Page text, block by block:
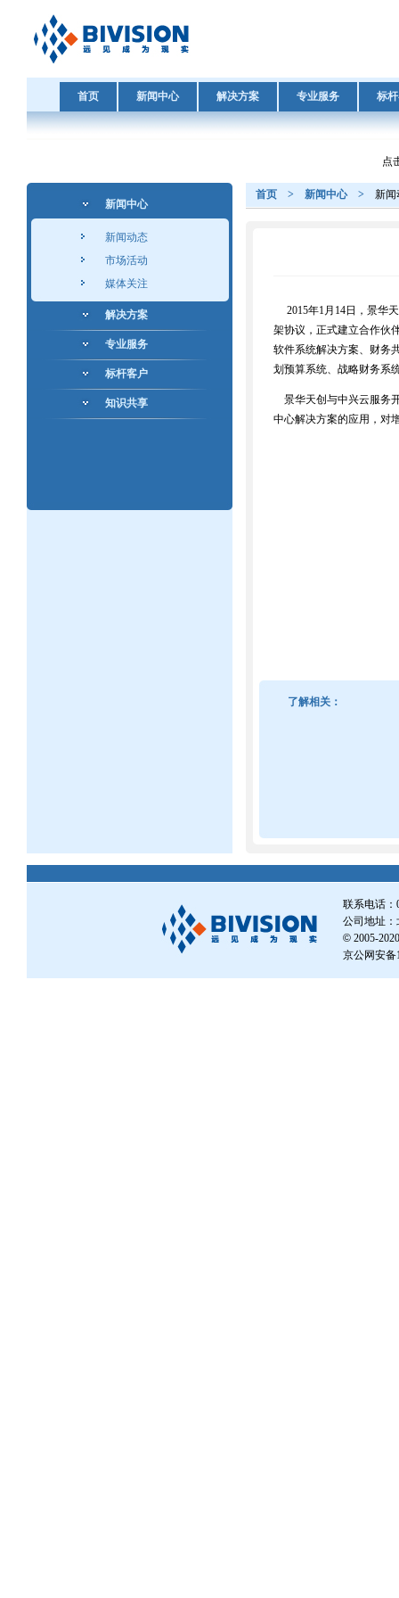
首页 新闻中心 解决方案 专业服务 标
点
新闻中心
新闻动态
市场活动
媒体关注
解决方案
专业服务
标杆客户
知识共享
首页 > 新闻中心 > 新闻
2015年1月 14日，景华
架协议，正式建立合作伙
软件系统解决方案、财务
划预算系统、战略财务系
景华天创与中兴云服务
中心解决方案的应用，对
了解相关：
联系电话：
公司地址：
© 2005-
京公网安备